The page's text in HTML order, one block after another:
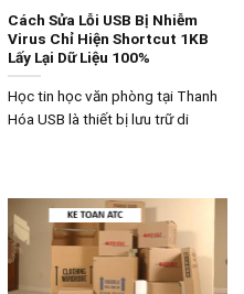
Cách Sửa Lỗi USB Bị Nhiễm
Virus Chỉ Hiện Shortcut 1KB
Lấy Lại Dữ Liệu 100%
Học tin học văn phòng tại Thanh
Hóa USB là thiết bị lưu trữ di